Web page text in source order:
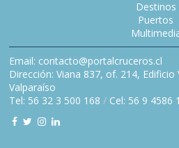
Destinos
Puertos
Email: contacto@portalcruceros.cl
Dirección: Viana 837, of. 214,
Valparaíso
Tel: 56 32 3 500 168 / Cel: 56 9 4586